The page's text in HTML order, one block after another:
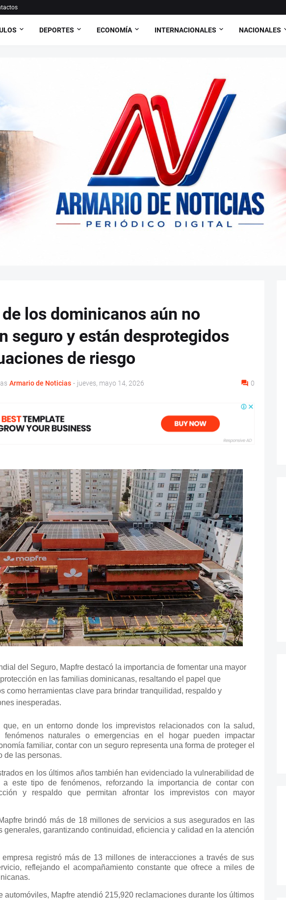
DEPORTES ECONOMÍA INTERNACIONALES NACIONALES
los dominicanos aún no
seguro y están desprotegidos
de riesgo
Armario de Noticias - jueves, mayo 14, 2026 0
del Seguro, Mapfre destacó la importancia de fomentar una mayor
en las familias dominicanas, resaltando el papel que
como herramientas clave para brindar tranquilidad, respaldo y
inesperadas.
que, en un entorno donde los imprevistos relacionados con la salud,
fenómenos naturales o emergencias en el hogar pueden impactar
familiar, contar con un seguro representa una forma de proteger el
de las personas.
en los últimos años también han evidenciado la vulnerabilidad de
a este tipo de fenómenos, reforzando la importancia de contar con
y respaldo que permitan afrontar los imprevistos con mayor
brindó más de 18 millones de servicios a sus asegurados en las
generales, garantizando continuidad, eficiencia y calidad en la atención
registró más de 13 millones de interacciones a través de sus
reflejando el acompañamiento constante que ofrece a miles de
automóviles, Mapfre atendió 215,920 reclamaciones durante los últimos